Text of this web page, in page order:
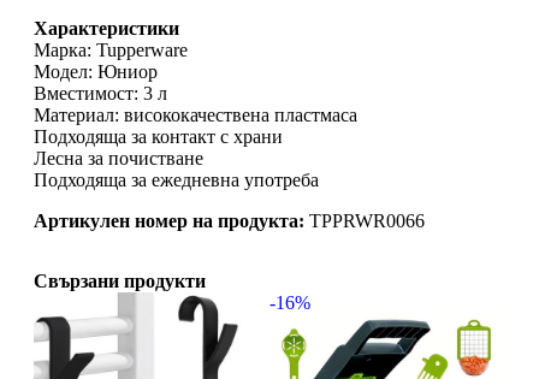
Характеристики
Марка: Tupperware
Модел: Юниор
Вместимост: 3 л
Материал: висококачествена пластмаса
Подходяща за контакт с храни
Лесна за почистване
Подходяща за ежедневна употреба
Артикулен номер на продукта: TPPRWR0066
Свързани продукти
-16%